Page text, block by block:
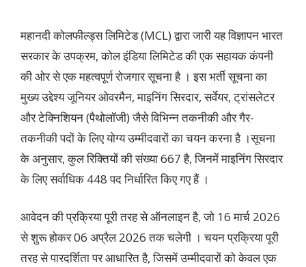
महानदी कोलफील्ड्स लिमिटेड (MCL) द्वारा जारी यह विज्ञापन भारत
सरकार के उपक्रम, कोल इंडिया लिमिटेड की एक सहायक कंपनी
की ओर से एक महत्वपूर्ण रोजगार सूचना है । इस भर्ती सूचना का
मुख्य उद्देश्य जूनियर ओवरमैन, माइनिंग सिरदार, सर्वेयर, ट्रांसलेटर
और टेक्निशियन (पैथोलॉजी) जैसे विभिन्न तकनीकी और गैर-
तकनीकी पदों के लिए योग्य उम्मीदवारों का चयन करना है ।सूचना
के अनुसार, कुल रिक्तियों की संख्या 667 है, जिनमें माइनिंग सिरदार
के लिए सर्वाधिक 448 पद निर्धारित किए गए हैं ।
आवेदन की प्रक्रिया पूरी तरह से ऑनलाइन है, जो 16 मार्च 2026
से शुरू होकर 06 अप्रैल 2026 तक चलेगी । चयन प्रक्रिया पूरी
तरह से पारदर्शिता पर आधारित है, जिसमें उम्मीदवारों को केवल एक